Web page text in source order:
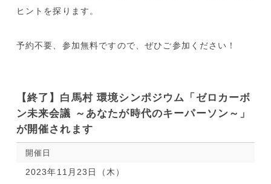
ヒントを探ります。
予約不要、参加無料ですので、ぜひご参加ください！
【終了】白馬村 環境シンポジウム「ゼロカーボ
ン未来会議 ～あなたが時代のキーパーソン～」
が開催されます
開催日
2023年11月23日（木）